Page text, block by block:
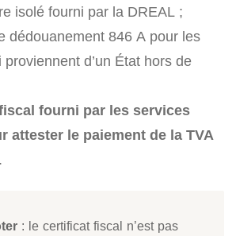
isolé fourni par la DREAL ;
dédouanement 846 A pour les
d’un État hors de
fourni par les services
attester le paiement de la TVA
.
: le certificat fiscal n’est pas